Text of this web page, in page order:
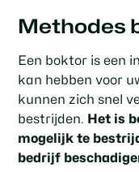
Methodes
Een boktor is een
kan hebben voor
kunnen zich snel
bestrijden. Het is
mogelijk te
bedrijf